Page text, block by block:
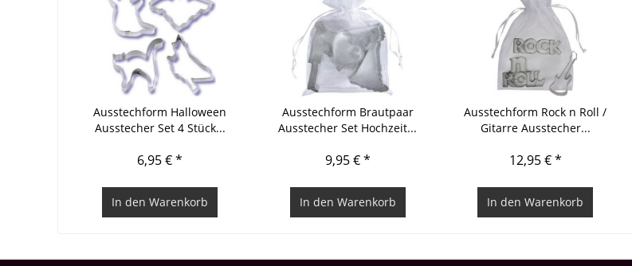
Ausstechform Halloween
Ausstecher Set 4 Stück...
6,95 € *
In den Warenkorb
Ausstechform Brautpaar
Ausstecher Set Hochzeit...
9,95 € *
In den Warenkorb
Ausstechform Rock n Roll /
Gitarre Ausstecher...
12,95 € *
In den Warenkorb